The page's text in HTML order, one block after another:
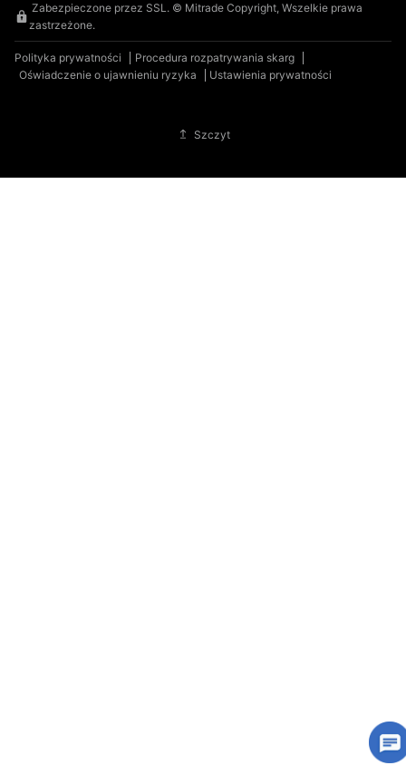
Zabezpieczone przez SSL. © Mitrade Copyright, Wszelkie prawa
zastrzeżone.
Polityka prywatności
Procedura rozpatrywania skarg
Oświadczenie o ujawnieniu ryzyka
Ustawienia prywatności
Szczyt